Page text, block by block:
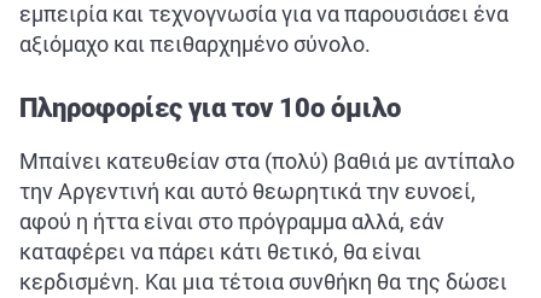
εμπειρία και τεχνογνωσία για να παρουσιάσει ένα
αξιόμαχο και πειθαρχημένο σύνολο.
Πληροφορίες για τον 10ο όμιλο
Μπαίνει κατευθείαν στα (πολύ) βαθιά με αντίπαλο
την Αργεντινή και αυτό θεωρητικά την ευνοεί,
αφού η ήττα είναι στο πρόγραμμα αλλά, εάν
καταφέρει να πάρει κάτι θετικό, θα είναι
κερδισμένη. Και μια τέτοια συνθήκη θα της δώσει